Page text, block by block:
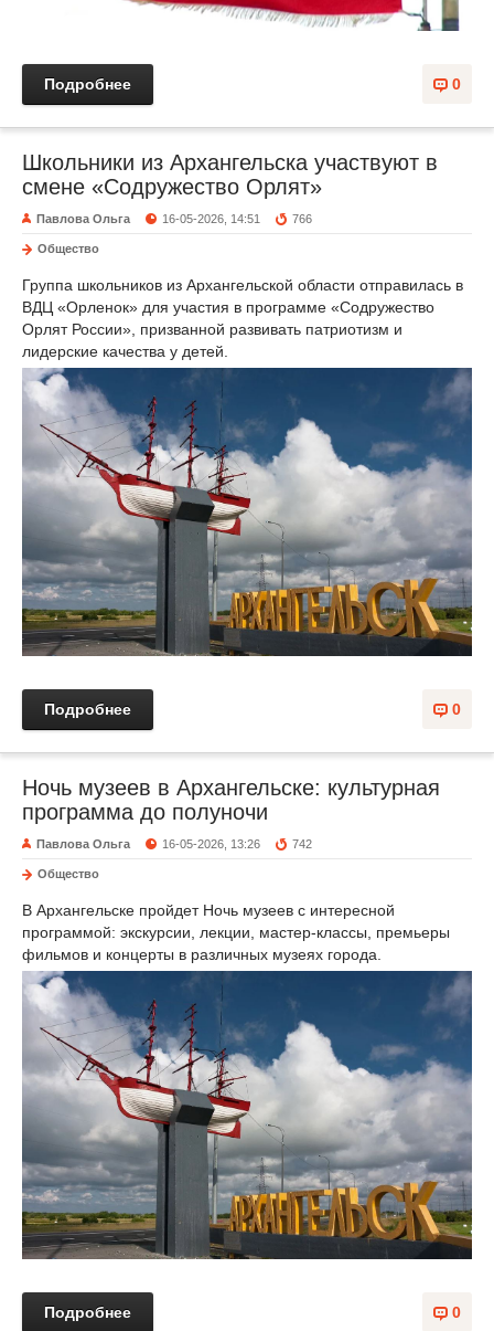
0
Подробнее
Школьники из Архангельска участвуют в
смене «Содружество Орлят»
Павлова Ольга 16-05-2026, 14:51 766
Общество
Группа школьников из Архангельской области отправилась в
ВДЦ «Орленок» для участия в программе «Содружество
Орлят России», призванной развивать патриотизм и
лидерские качества у детей.
0
Подробнее
Ночь музеев в Архангельске: культурная
программа до полуночи
Павлова Ольга 16-05-2026, 13:26 742
Общество
В Архангельске пройдет Ночь музеев с интересной
программой: экскурсии, лекции, мастер-классы, премьеры
фильмов и концерты в различных музеях города.
0
Подробнее